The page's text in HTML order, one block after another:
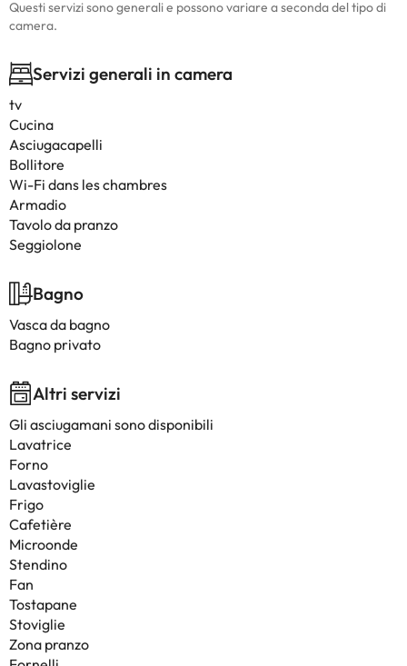
Questi servizi sono generali e possono variare a seconda del tipo di
camera.
Servizi generali in camera
tv
Cucina
Asciugacapelli
Bollitore
Wi-Fi dans les chambres
Armadio
Tavolo da pranzo
Seggiolone
Bagno
Vasca da bagno
Bagno privato
Altri servizi
Gli asciugamani sono disponibili
Lavatrice
Forno
Lavastoviglie
Frigo
Cafetière
Microonde
Stendino
Fan
Tostapane
Stoviglie
Zona pranzo